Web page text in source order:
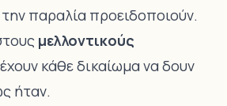
την παραλία προειδοποιούν.
μελλοντικούς
κάθε δικαίωμα να δουν
ήταν.